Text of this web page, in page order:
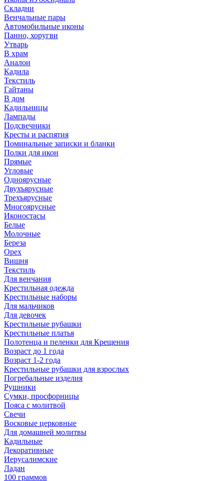
Складни
Венчальные пары
Автомобильные иконы
Панно, хоругви
Утварь
В храм
Аналои
Кадила
Текстиль
Гайтаны
В дом
Кадильницы
Лампады
Подсвечники
Кресты и распятия
Поминальные записки и бланки
Полки для икон
Прямые
Угловые
Одноярусные
Двухъярусные
Трехъярусные
Многоярусные
Иконостасы
Белые
Молочные
Береза
Орех
Вишня
Текстиль
Для венчания
Крестильная одежда
Крестильные наборы
Для мальчиков
Для девочек
Крестильные рубашки
Крестильные платья
Полотенца и пеленки для Крещения
Возраст до 1 года
Возраст 1-2 года
Крестильные рубашки для взрослых
Погребальные изделия
Рушники
Сумки, просфорницы
Пояса с молитвой
Свечи
Восковые церковные
Для домашней молитвы
Кадильные
Декоративные
Иерусалимские
Ладан
100 граммов